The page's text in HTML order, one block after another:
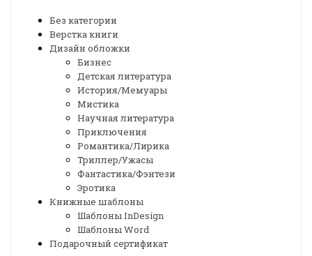
Без категории
Верстка книги
Дизайн обложки
Бизнес
Детская литература
История/Мемуары
Мистика
Научная литература
Приключения
Романтика/Лирика
Триллер/Ужасы
Фантастика/Фэнтези
Эротика
Книжные шаблоны
Шаблоны InDesign
Шаблоны Word
Подарочный сертификат